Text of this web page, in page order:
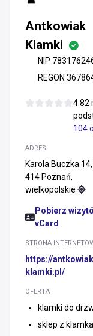
Antkowiak
Klamki
NIP
REGON
4.82
104
ADRES
Karola Buczka
414 Poznań,
wielkopolskie
Pobierz
vCard
STRONA
https://
klamki.pl/
OFERTA
klamki do
sklep z